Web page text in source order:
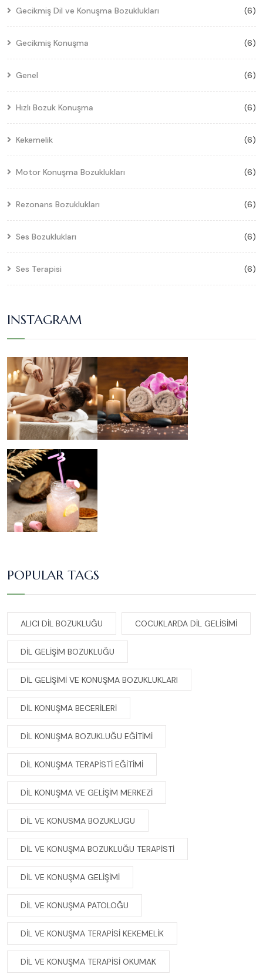
Gecikmiş Dil ve Konuşma Bozuklukları (6)
Gecikmiş Konuşma (6)
Genel (6)
Hızlı Bozuk Konuşma (6)
Kekemelik (6)
Motor Konuşma Bozuklukları (6)
Rezonans Bozuklukları (6)
Ses Bozuklukları (6)
Ses Terapisi (6)
INSTAGRAM
POPULAR TAGS
ALICI DIL BOZUKLUĞU COCUKLARDA DIL GELISIMI
DIL GELIŞIM BOZUKLUĞU
DIL GELIŞIMI VE KONUŞMA BOZUKLUKLARI
DIL KONUŞMA BECERILERI
DIL KONUŞMA BOZUKLUĞU EĞITIMI
DIL KONUŞMA TERAPISTI EĞITIMI
DIL KONUŞMA VE GELIŞIM MERKEZI
DIL VE KONUSMA BOZUKLUGU
DIL VE KONUŞMA BOZUKLUĞU TERAPISTI
DIL VE KONUŞMA GELIŞIMI
DIL VE KONUŞMA PATOLOĞU
DIL VE KONUŞMA TERAPISI KEKEMELIK
DIL VE KONUŞMA TERAPISI OKUMAK